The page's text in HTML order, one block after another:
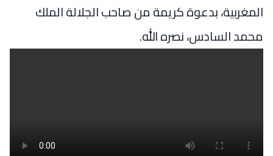
المغربية، بدعوة كريمة من صاحب الجلالة الملك
محمد السادس، نصره الله.